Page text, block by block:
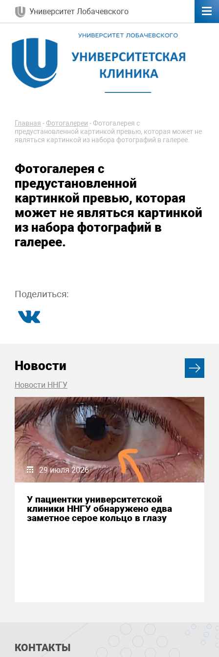
Университет Лобачевского
Главная -Фотогалереи -Фотогалерея с
предустановленной картинкой превью, которая может не
являться картинкой из набора фотографий в галерее.
Фотогалерея с
предустановленной
картинкой превью, которая
может не являться картинкой
из набора фотографий в
галерее.
Поделиться:
Новости
Новости ННГУ
29 июля 2026
У пациентки университетской
клиники ННГУ обнаружено едва
заметное серое кольцо в глазу
КОНТАКТЫ